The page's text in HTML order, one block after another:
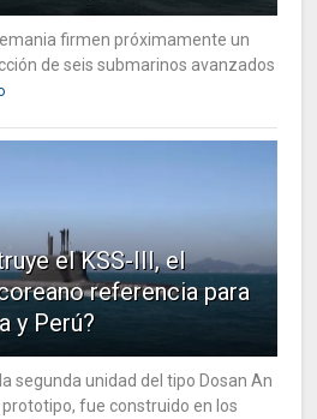
firmen próximamente un
de seis submarinos avanzados
el KSS-III, el
referencia para
y Perú?
segunda unidad del tipo Dosan An
fue construido en los